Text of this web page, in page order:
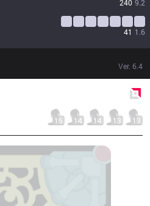
240 9.2
41 1.6
Ver. 6.4
15 14 14 13 13